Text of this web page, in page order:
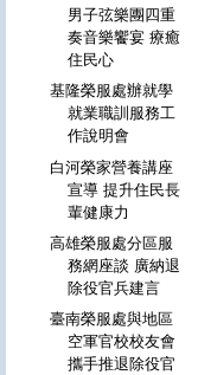
男子弦樂團四重
奏音樂饗宴 療癒
住民心
基隆榮服處辦就學
就業職訓服務工
作說明會
白河榮家營養講座
宣導 提升住民長
輩健康力
高雄榮服處分區服
務網座談 廣納退
除役官兵建言
臺南榮服處與地區
空軍官校校友會
攜手推退除役官